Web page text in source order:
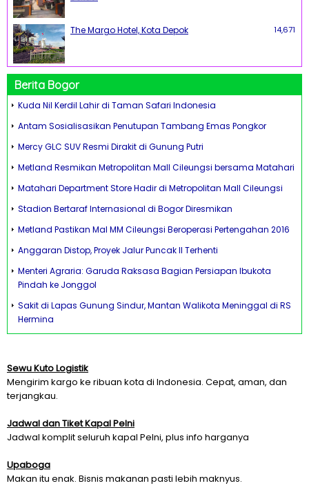
The Margo Hotel, Kota Depok 14,671
Berita Bogor
Kuda Nil Kerdil Lahir di Taman Safari Indonesia
Antam Sosialisasikan Penutupan Tambang Emas Pongkor
Mercy GLC SUV Resmi Dirakit di Gunung Putri
Metland Resmikan Metropolitan Mall Cileungsi bersama Matahari
Matahari Department Store Hadir di Metropolitan Mall Cileungsi
Stadion Bertaraf Internasional di Bogor Diresmikan
Metland Pastikan Mal MM Cileungsi Beroperasi Pertengahan 2016
Anggaran Distop, Proyek Jalur Puncak II Terhenti
Menteri Agraria: Garuda Raksasa Bagian Persiapan Ibukota
Pindah ke Jonggol
Sakit di Lapas Gunung Sindur, Mantan Walikota Meninggal di RS
Hermina
Sewu Kuto Logistik
Mengirim kargo ke ribuan kota di Indonesia. Cepat, aman, dan
terjangkau.
Jadwal dan Tiket Kapal Pelni
Jadwal komplit seluruh kapal Pelni, plus info harganya
Upaboga
Makan itu enak. Bisnis makanan pasti lebih maknyus.